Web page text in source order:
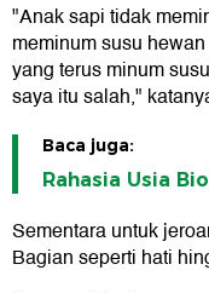
"Anak sapi tidak
meminum susu
yang terus minum
saya itu salah,"
Baca juga:
Rahasia Usia
Sementara untuk
Bagian seperti hati